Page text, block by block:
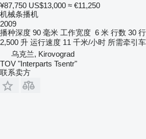
¥87,750 US$13,000 ≈ €11,250
机械条播机
2009
播种深度 90 毫米 工作宽度 6 米 行数 30
2,500 升 运行速度 11 千米/小时 所需牵引
乌克兰, Kirovograd
TOV "Interparts Tsentr"
联系卖方